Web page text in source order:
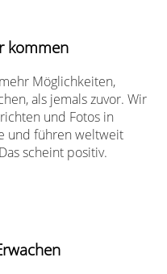
kommen
Möglichkeiten,
als jemals zuvor. Wir
und Fotos in
und führen weltweit
scheint positiv.